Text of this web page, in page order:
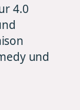
4.0
und